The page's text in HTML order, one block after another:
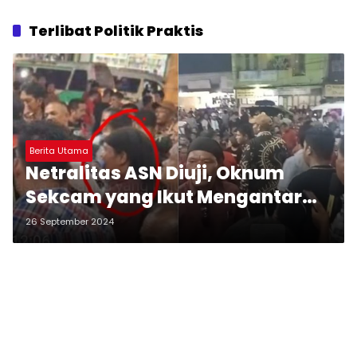
Terlibat Politik Praktis
Berita Utama
Netralitas ASN Diuji, Oknum
Sekcam yang Ikut Mengantar
Paslon MAMA Mendaftar ke KPU
Sedang Diproses
26 September 2024